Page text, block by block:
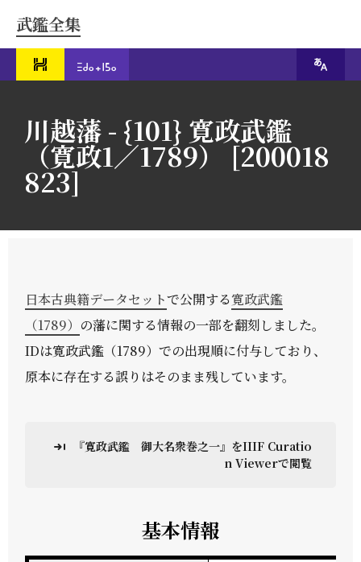
武鑑全集
川越藩 - {101} 寛政武鑑
（寛政1／1789） [200018
823]
日本古典籍データセットで公開する寛政武鑑
（1789） の藩に関する情報の一部を翻刻しました。
IDは寛政武鑑（1789）での出現順に付与しており、
原本に存在する誤りはそのまま残しています。
『寛政武鑑 御大名衆巻之一』をIIIF Curatio
n Viewerで閲覧
基本情報